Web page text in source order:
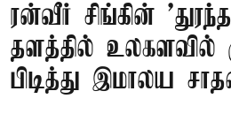
ரன்வீர் சிங்கின்
தளத்தில் உலகளவில்
பிடித்து இமாலய